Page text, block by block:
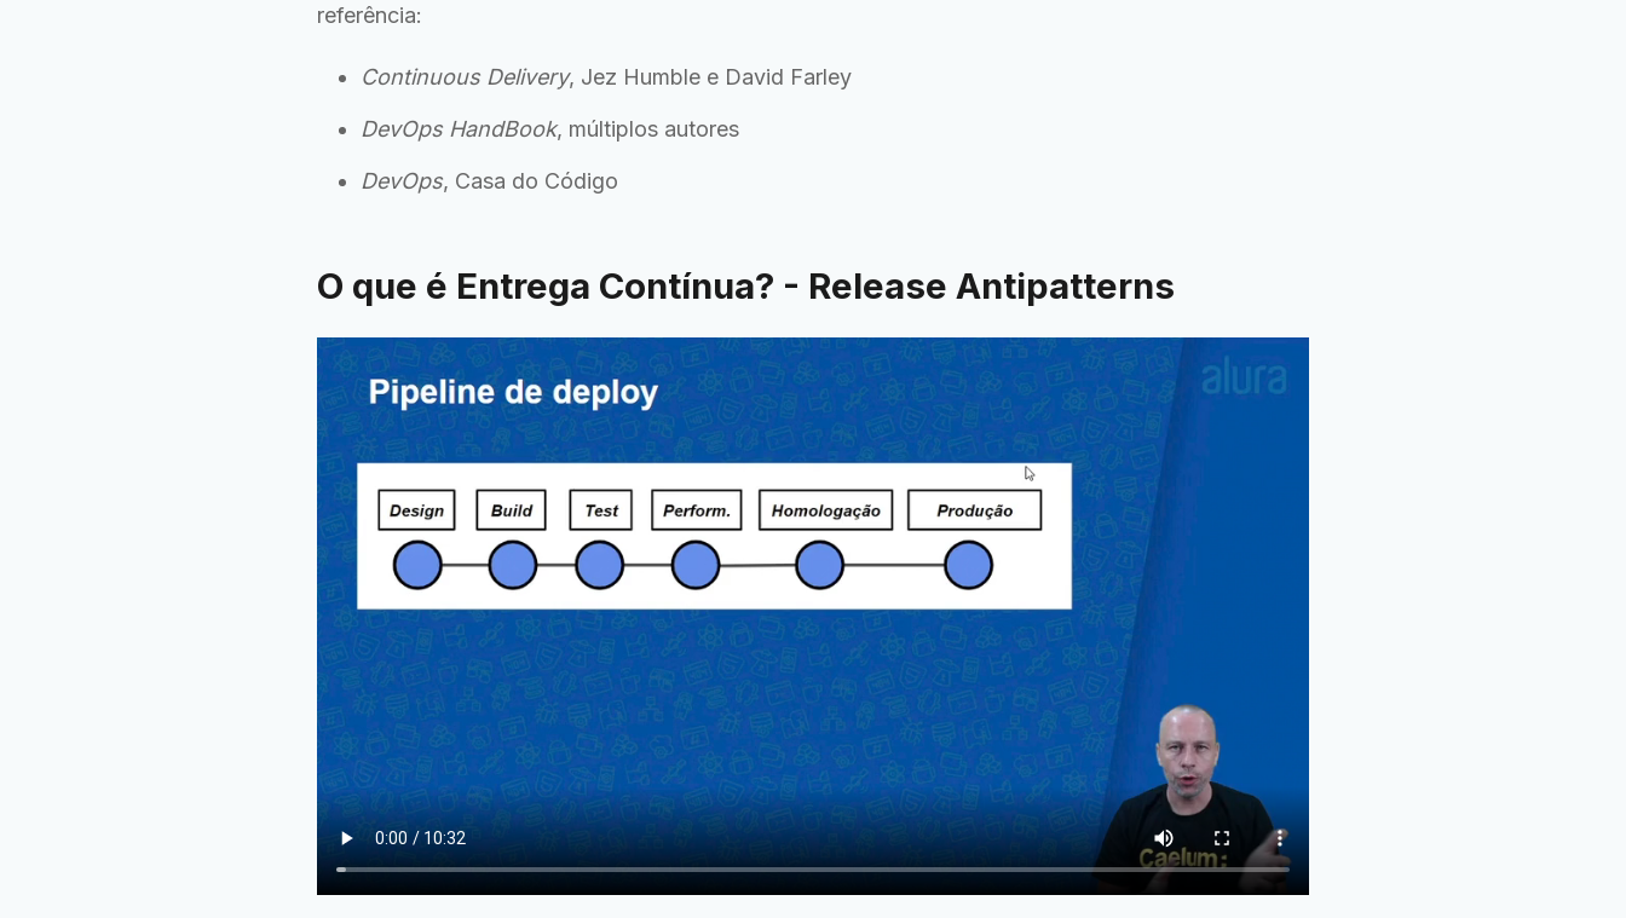
referência:
Continuous Delivery, Jez Humble e David Farley
DevOps HandBook, múltiplos autores
DevOps, Casa do Código
O que é Entrega Contínua? - Release Antipatterns